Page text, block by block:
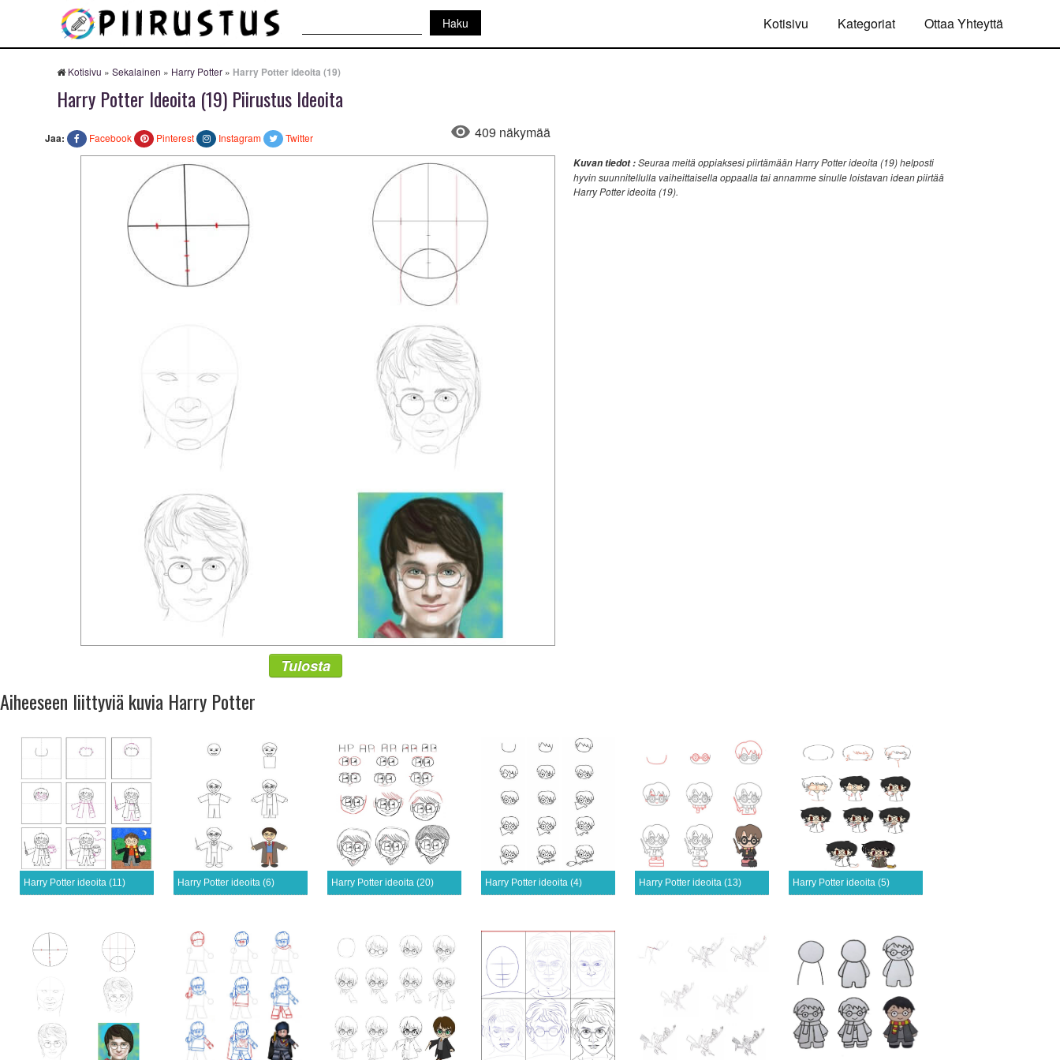
Kotisivu Kategoriat Ottaa Yhteyttä
Kotisivu » Sekalainen » Harry Potter » Harry Potter ideoita (19)
Harry Potter Ideoita (19) Piirustus Ideoita
Jaa: Facebook Pinterest Instagram Twitter 409 näkymää
Kuvan tiedot :Seuraa meitä oppiaksesi piirtämään Harry Potter ideoita (19) helposti
hyvin suunnitellulla vaiheittaisella oppaalla tai annamme sinulle loistavan idean piirtää
Harry Potter ideoita (19).
Tulosta
Aiheeseen liittyviä kuvia Harry Potter
Harry Potter ideoita (11) Harry Potter ideoita (6) Harry Potter ideoita (20) Harry Potter ideoita (4) Harry Potter ideoita (13) Harry Potter ideoita (5)